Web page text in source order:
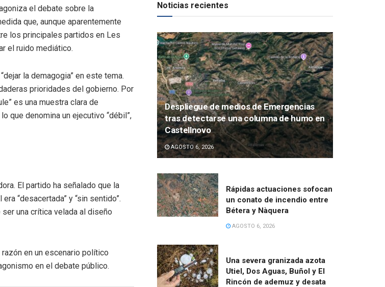
el debate sobre la
que, aunque aparentemente
los principales partidos en Les
el ruido mediático.
la demagogia” en este tema.
prioridades del gobierno. Por
es una muestra clara de
que denomina un ejecutivo “débil”,
El partido ha señalado que la
“desacertada” y “sin sentido”.
una crítica velada al diseño
en un escenario político
en el debate público.
Noticias recientes
Despliegue de medios de Emergencias
tras detectarse una columna de humo en
Castellnovo
AGOSTO 6, 2026
Rápidas actuaciones sofocan
un conato de incendio entre
Bétera y Nàquera
AGOSTO 6, 2026
Una severa granizada azota
Utiel, Dos Aguas, Buñol y El
Rincón de ademuz y desata